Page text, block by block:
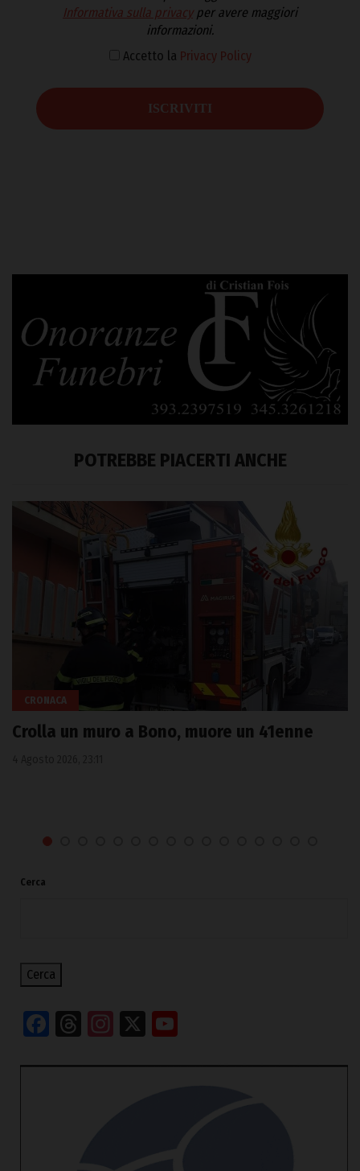
Informativa sulla privacyper avere maggiori
informazioni.
Accetto la Privacy Policy
POTREBBE PIACERTI ANCHE
CRONACA
Crolla un muro a Bono, muore un 41enne
Cerca
Cerca
Facebook
Threads
Instagram
X